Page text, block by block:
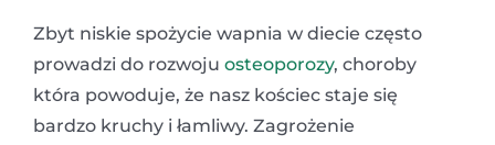
Zbyt niskie spożycie wapnia w diecie często
prowadzi do rozwoju osteoporozy, choroby
która powoduje, że nasz kościec staje się
bardzo kruchy i łamliwy. Zagrożenie